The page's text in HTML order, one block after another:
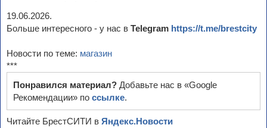
19.06.2026.
Больше интересного - у нас в Telegram https://t.me/brestcity
Новости по теме: магазин
***
Понравился материал? Добавьте нас в «Google
Рекомендации» по ссылке.
Читайте БрестСИТИ в Яндекс.Новости